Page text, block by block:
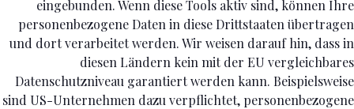
eingebunden. Wenn diese Tools aktiv sind, können Ihre
personenbezogene Daten in diese Drittstaaten übertragen
und dort verarbeitet werden. Wir weisen darauf hin, dass in
diesen Ländern kein mit der EU vergleichbares
Datenschutzniveau garantiert werden kann. Beispielsweise
sind US-Unternehmen dazu verpflichtet, personenbezogene